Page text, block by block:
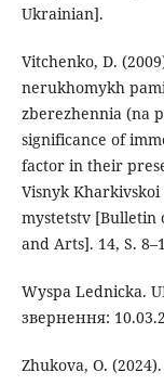
Ukrainian].
Vitchenko, D.
nerukhomykh
zberezhennia (na
significance of
factor in their
Visnyk
mystetstv [Bulletin
and Arts]. 14, S.
Wyspa Lednicka.
звернення:
Zhukova, O.